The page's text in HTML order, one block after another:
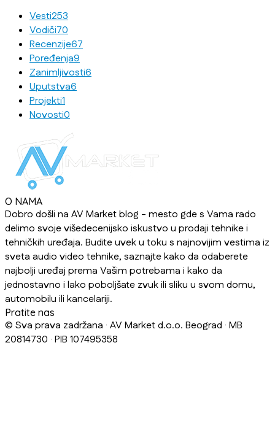
Vesti253
Vodiči70
Recenzije67
Poređenja9
Zanimljivosti6
Uputstva6
Projekti1
Novosti0
O NAMA
Dobro došli na AV Market blog - mesto gde s Vama rado
delimo svoje višedecenijsko iskustvo u prodaji tehnike i
tehničkih uređaja. Budite uvek u toku s najnovijim vestima iz
sveta audio video tehnike, saznajte kako da odaberete
najbolji uređaj prema Vašim potrebama i kako da
jednostavno i lako poboljšate zvuk ili sliku u svom domu,
automobilu ili kancelariji.
Pratite nas
© Sva prava zadržana · AV Market d.o.o. Beograd · MB
20814730 · PIB 107495358